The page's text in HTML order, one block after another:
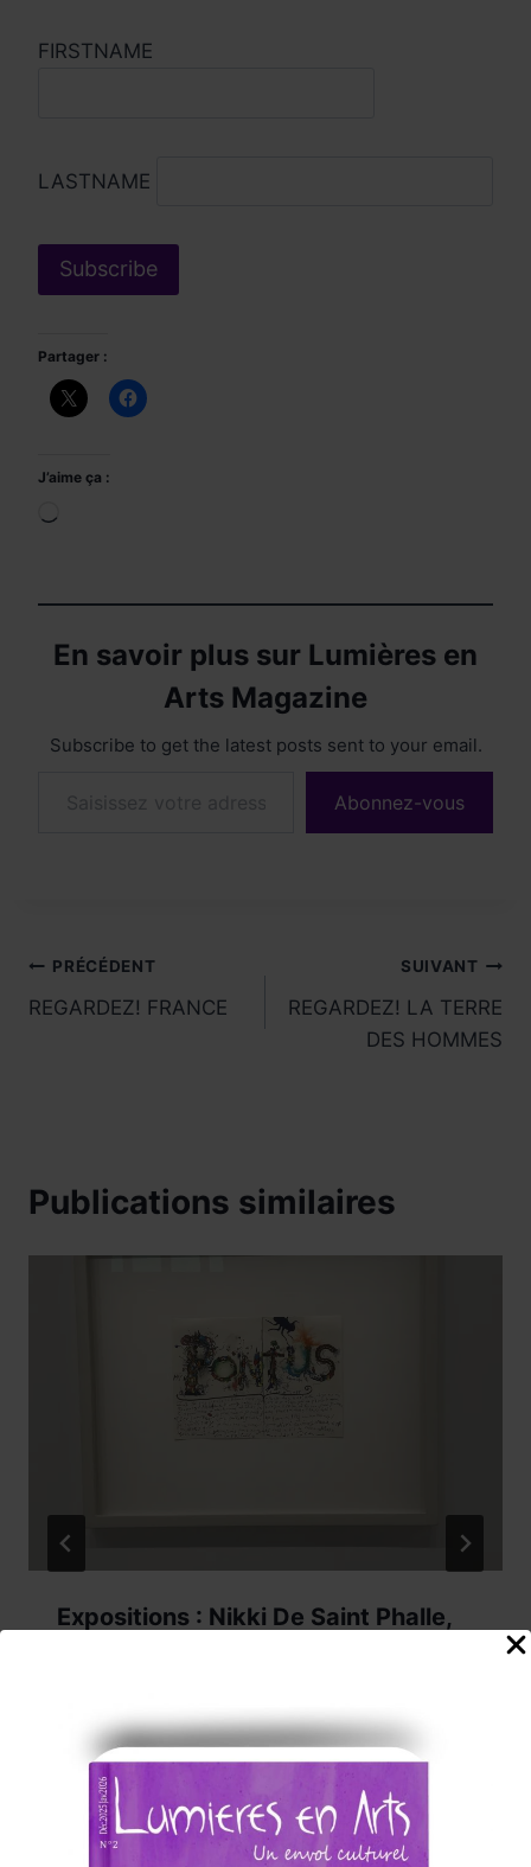
FIRSTNAME
LASTNAME
Partager :
J’aime ça :
En savoir plus sur Lumières en
Arts Magazine
Subscribe to get the latest posts sent to your email.
Abonnez-vous
Navigation
de
PRÉCÉDENT
REGARDEZ! FRANCE
SUIVANT
REGARDEZ! LA TERRE
DES HOMMES
Publications similaires
Expositions : Nikki De Saint Phalle,
juin 2025 au 10 janvier 2026.
C.KG